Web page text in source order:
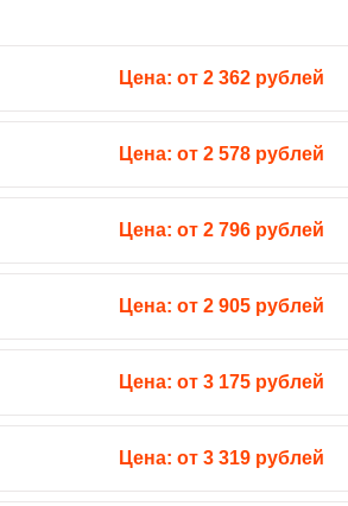
Цена: от 2 362 рублей
Цена: от 2 578 рублей
Цена: от 2 796 рублей
Цена: от 2 905 рублей
Цена: от 3 175 рублей
Цена: от 3 319 рублей